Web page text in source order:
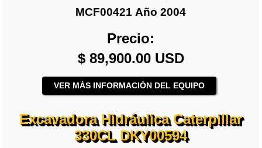
MCF00421 Año 2004
Precio:
$ 89,900.00 USD
VER MÁS INFORMACIÓN DEL EQUIPO
Excavadora Hidráulica Caterpillar
330CL DKY00594